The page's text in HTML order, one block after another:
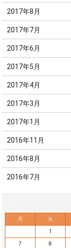
2017年8月
2017年7月
2017年6月
2017年5月
2017年4月
2017年3月
2017年1月
2016年11月
2016年8月
2016年7月
月 火
1
7 8